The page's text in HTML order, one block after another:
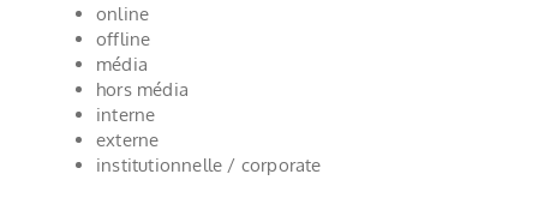
online
offline
média
hors média
interne
externe
institutionnelle / corporate